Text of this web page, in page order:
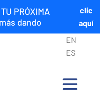
PRÓXIMA
dando
clic
aquí
EN
ES